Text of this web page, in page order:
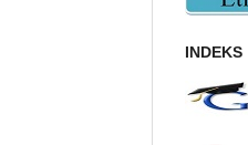
INDEKS